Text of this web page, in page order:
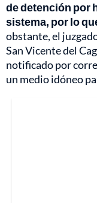
de detención por
sistema, por lo
obstante, el
San Vicente del
notificado por
un medio idóneo